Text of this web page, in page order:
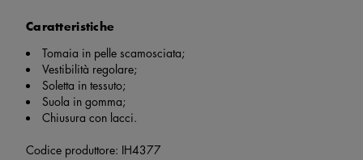
Caratteristiche
Tomaia in pelle scamosciata;
Vestibilità regolare;
Soletta in tessuto;
Suola in gomma;
Chiusura con lacci.
Codice produttore: IH4377